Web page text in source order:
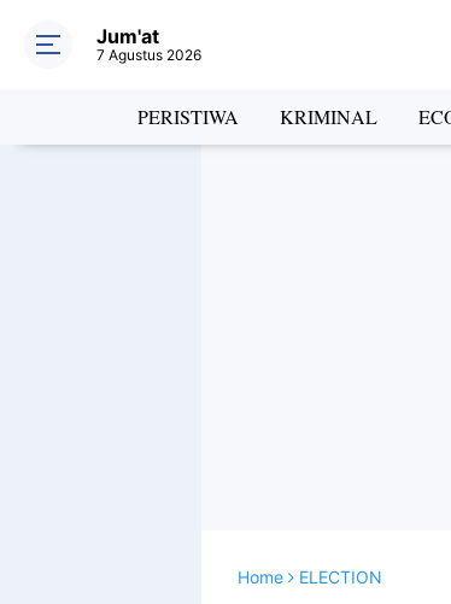
Jum'at
7 Agustus 2026
PERISTIWA KRIMINAL
Home ELECTION